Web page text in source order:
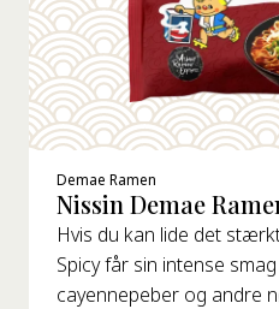
Demae Ramen
Nissin Demae
Hvis du kan lide det
Spicy får sin intense
cayennepeber og andre